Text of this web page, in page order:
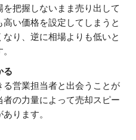
把握しないまま売り出して
い価格を設定してしまうと
り、逆に相場よりも低いと
る
営業担当者と出会うことが
の力量によって売却スピー
ります。